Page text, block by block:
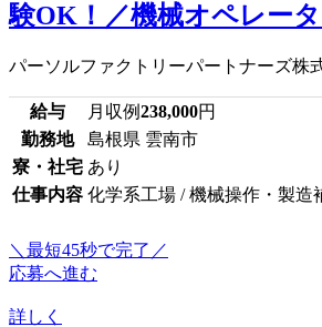
験OK！／機械オペレータ
パーソルファクトリーパートナーズ株
給与 月収例238,000円
勤務地
島根県 雲南市
寮・社宅 あり
仕事内容 化学系工場 / 機械操作・製造
＼最短45秒で完了／
応募へ進む
詳しく